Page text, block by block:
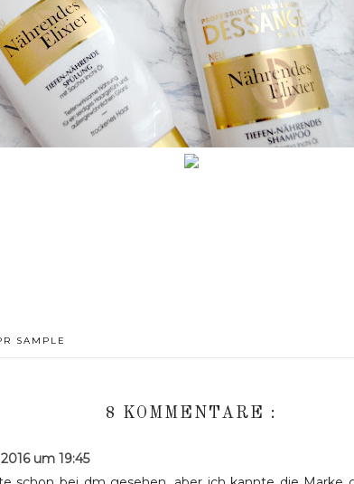
SAMPLE
8 KOMMENTARE :
um 19:45